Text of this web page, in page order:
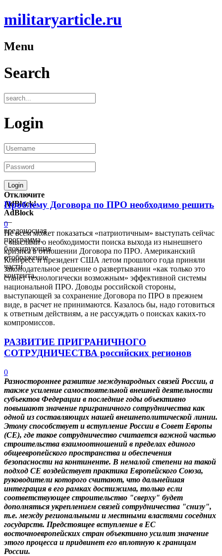
militaryarticle.ru
Menu
Search
Login
Отключите
AdBlock!
AdBlock
—
вредоносная
программа,
блокирующая
отображение
части
контента.
Проблему Договора по ПРО необходимо решить
0
Не всем может показаться «патриотичным» выступать сейчас
с мыслями о необходимости поиска выхода из нынешнего
кризиса в отношении Договора по ПРО. Американский
Конгресс и президент США летом прошлого года приняли
законодательное решение о развертывании «как только это
станет технологически возможным» эффективной системы
национальной ПРО. Доводы российской стороны,
выступающей за сохранение Договора по ПРО в прежнем
виде, в расчет не принимаются. Казалось бы, надо готовиться
к ответным действиям, а не рассуждать о поисках каких-то
компромиссов.
РАЗВИТИЕ ПРИГРАНИЧНОГО
СОТРУДНИЧЕСТВА российских регионов
0
Разностороннее развитие международных связей России, а
также усиление самостоятельной внешней деятельности
субъектов Федерации в последние годы объективно
повышают значение приграничного сотрудничества как
одной из составляющих нашей внешнеполитической линии.
Этому способствует и вступление России в Совет Европы
(СЕ), где такое сотрудничество считается важной частью
строительства взаимоотношений в пределах единого
общеевропейского пространства и обеспечения
безопасности на континенте. В немалой степени на такой
подход СЕ воздействует практика Европейского Союза,
руководители которого считают, что дальнейшая
интеграция в его рамках достижима, только если
соответствующее строительство "сверху" будет
дополняться укреплением связей сотрудничества "снизу",
т.е. между региональными и местными властями соседних
государств. Предстоящее вступление в ЕС
восточноевропейских стран объективно усилит значение
этого процесса и придвинет его вплотную к границам
России.